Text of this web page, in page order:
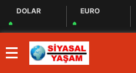
DOLAR EURO